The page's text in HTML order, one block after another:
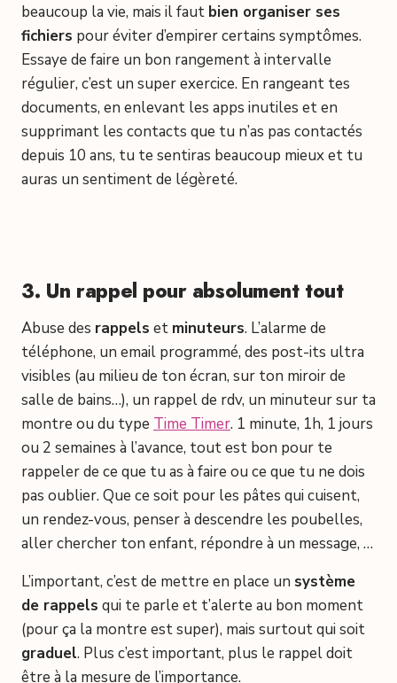
beaucoup la vie, mais il faut bien organiser ses
fichiers pour éviter d’empirer certains symptômes.
Essaye de faire un bon rangement à intervalle
régulier, c’est un super exercice. En rangeant tes
documents, en enlevant les apps inutiles et en
supprimant les contacts que tu n’as pas contactés
depuis 10 ans, tu te sentiras beaucoup mieux et tu
auras un sentiment de légèreté.
3. Un rappel pour absolument tout
Abuse des rappels et minuteurs. L’alarme de
téléphone, un email programmé, des post-its ultra
visibles (au milieu de ton écran, sur ton miroir de
salle de bains…), un rappel de rdv, un minuteur sur ta
montre ou du type Time Timer. 1 minute, 1h, 1 jours
ou 2 semaines à l’avance, tout est bon pour te
rappeler de ce que tu as à faire ou ce que tu ne dois
pas oublier. Que ce soit pour les pâtes qui cuisent,
un rendez-vous, penser à descendre les poubelles,
aller chercher ton enfant, répondre à un message, …
L’important, c’est de mettre en place un système
de rappels qui te parle et t’alerte au bon moment
(pour ça la montre est super), mais surtout qui soit
graduel. Plus c’est important, plus le rappel doit
être à la mesure de l’importance.